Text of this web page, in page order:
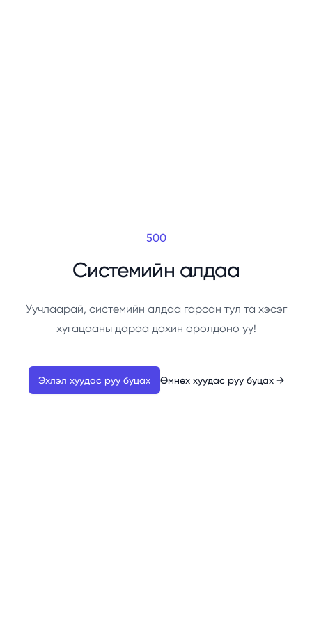
500
Системийн алдаа
Уучлаарай, системийн алдаа гарсан тул та хэсэг
хугацааны дараа дахин оролдоно уу!
Эхлэл хуудас руу буцах Өмнөх хуудас руу буцах →